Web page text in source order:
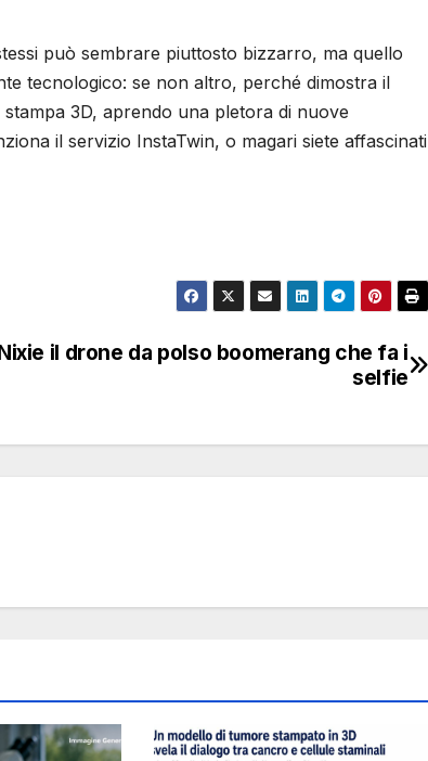
può sembrare piuttosto bizzarro, ma quello
tecnologico: se non altro, perché dimostra il
3D, aprendo una pletora di nuove
il servizio InstaTwin, o magari siete affascinati
il drone da polso boomerang che fa i
selfie